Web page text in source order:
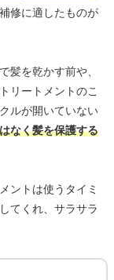
修に適したものが
髪を乾かす前や、
リートメントのこ
ルが開いていない
なく髪を保護する
ントは使うタイミ
てくれ、サラサラ